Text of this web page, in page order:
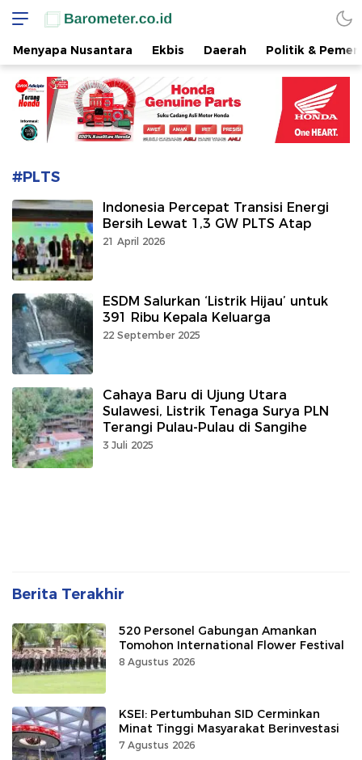
www.barometer.co.id
Berita Terkini di Sulawesi Utara
Menyapa Nusantara Ekbis Daerah Politik &
#PLTS
Indonesia Percepat Transisi Energi
Bersih Lewat 1,3 GW PLTS Atap
21 April 2026
ESDM Salurkan ‘Listrik Hijau’ untuk
391 Ribu Kepala Keluarga
22 September 2025
Cahaya Baru di Ujung Utara
Sulawesi, Listrik Tenaga Surya PLN
Terangi Pulau-Pulau di Sangihe
3 Juli 2025
Berita Terakhir
520 Personel Gabungan Amankan
Tomohon International Flower Festival
8 Agustus 2026
KSEI: Pertumbuhan SID Cerminkan
Minat Tinggi Masyarakat Berinvestasi
7 Agustus 2026